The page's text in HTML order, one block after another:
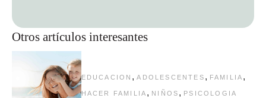
Otros artículos interesantes
EDUCACION , ADOLESCENTES , FAMILIA ,
HACER FAMILIA , NIÑOS , PSICOLOGIA